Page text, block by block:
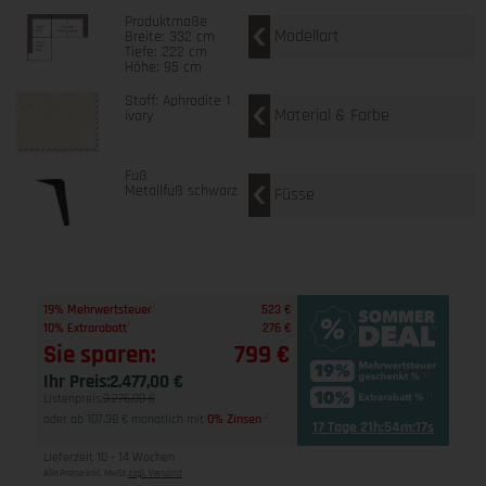
Produktmaße
Breite: 332 cm
Tiefe: 222 cm
Höhe: 95 cm
Modellart
Stoff: Aphrodite 1
ivory Material & Farbe
Fuß
Metallfuß schwarz Füsse
19% Mehrwertsteuer
523 €
10% Extrarabatt
276 €
Sie sparen: 799 €
Ihr Preis:2.477,00 €
Listenpreis: 3.276,00 €
oder ab 107,38 € monatlich mit 0% Zinsen 17 Tage 21h:54m:16s
Lieferzeit 10 - 14 Wochen
Alle Preise inkl. MwSt zzgl. Versand